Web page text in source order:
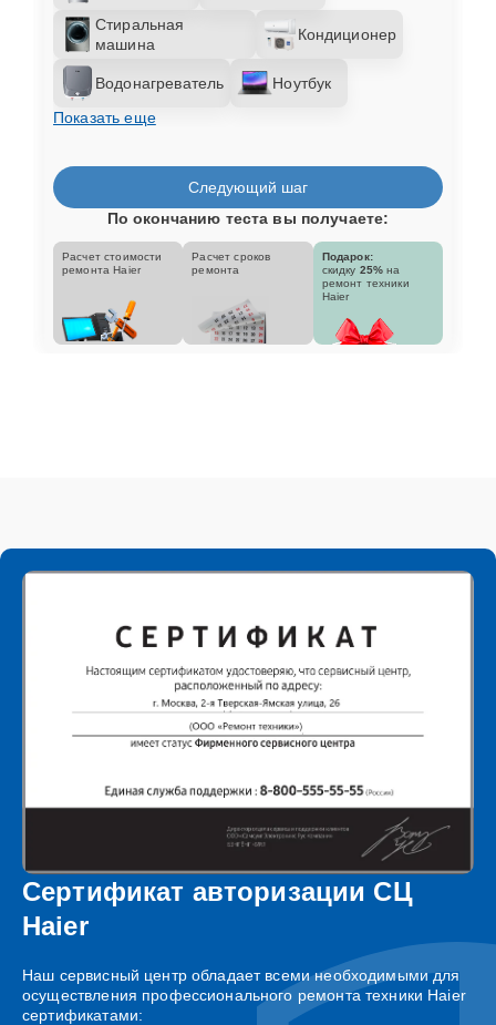
Стиральная
машина
Кондиционер
Водонагреватель
Ноутбук
Показать еще
Следующий шаг
По окончанию теста вы получаете:
Расчет стоимости
ремонта Haier
Расчет сроков
ремонта
Подарок:
скидку 25% на
ремонт техники
Haier
Сертификат авторизации СЦ
Haier
Наш сервисный центр обладает всеми необходимыми для
осуществления профессионального ремонта техники Haier
сертификатами: